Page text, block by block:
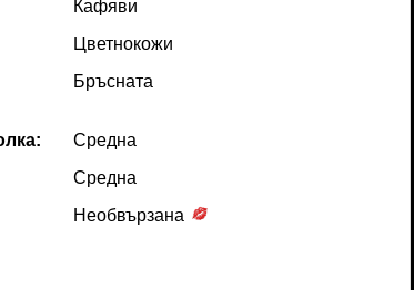
Кафяви
Цветнокожи
Бръсната
Среднa
Среднa
Необвързана